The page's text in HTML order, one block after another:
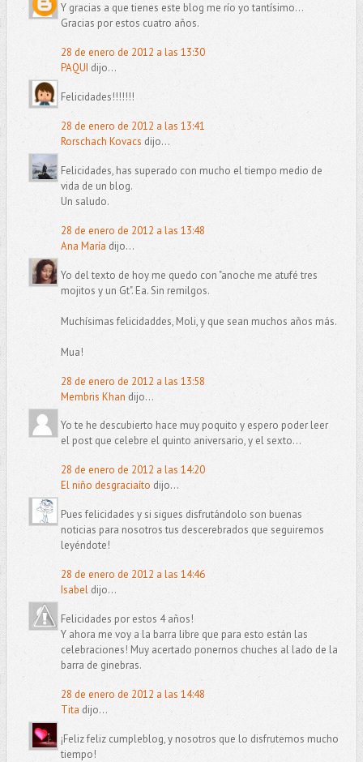
Y gracias a que tienes este blog me río yo tantísimo...
Gracias por estos cuatro años.
28 de enero de 2012 a las 13:30
PAQUI dijo...
Felicidades!!!!!!!
28 de enero de 2012 a las 13:41
Rorschach Kovacs dijo...
Felicidades, has superado con mucho el tiempo medio de
vida de un blog.
Un saludo.
28 de enero de 2012 a las 13:48
Ana María dijo...
Yo del texto de hoy me quedo con "anoche me atufé tres
mojitos y un Gt". Ea. Sin remilgos.
Muchísimas felicidaddes, Moli, y que sean muchos años más.
Mua!
28 de enero de 2012 a las 13:58
Membris Khan dijo...
Yo te he descubierto hace muy poquito y espero poder leer
el post que celebre el quinto aniversario, y el sexto...
28 de enero de 2012 a las 14:20
El niño desgraciaíto dijo...
Pues felicidades y si sigues disfrutándolo son buenas
noticias para nosotros tus descerebrados que seguiremos
leyéndote!
28 de enero de 2012 a las 14:46
Isabeldijo...
Felicidades por estos 4 años!
Y ahora me voy a la barra libre que para esto están las
celebraciones! Muy acertado ponernos chuches al lado de la
barra de ginebras.
28 de enero de 2012 a las 14:48
Tita dijo...
¡Feliz feliz cumpleblog, y nosotros que lo disfrutemos mucho
tiempo!